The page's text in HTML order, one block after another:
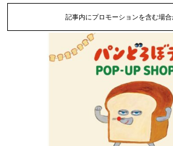
記事内にプロモーションを含む場